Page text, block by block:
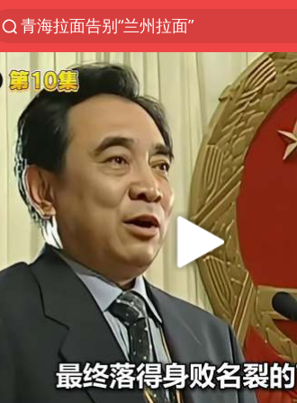
以“新”破局 首发经济点亮城市消费活力
中方回应是否开采太平洋海底稀土资源
台风白海豚进入48小时警戒线
佛得角门将亮相智利俱乐部主场
看守所辅警收受10万获刑1年
宇树科技发行价格150.80元/股
CIA被曝已秘密设立古巴工作组
泰国一女公务员妆容引争议 本人回应
U17国足1分钟轰2球
宇树科技王兴兴身家有望超200亿元
陈熠叫医疗暂停被驳回 带伤遭逆转